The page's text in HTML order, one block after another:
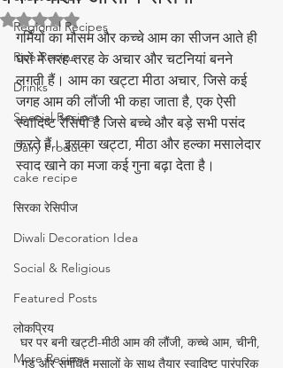
Regional Recipes
Rice Recipe
Drinks
Special Recipes
Dairy Product
cake recipe
सिरका रेसिपीज
Diwali Decoration Idea
Social & Religious
Featured Posts
लोकप्रिय
More Recipes
5 स्टार में से NaN रेटिंग दी गई।
गर्मियों का मौसम और कच्चे आम का सीजन आते ही
घरों में तरह-तरह के अचार और चटनियां बनने
लगती हैं। आम का खट्टा मीठा अचार, जिसे कई
जगह आम की लौंजी भी कहा जाता है, एक ऐसी
स्वादिष्ट रेसिपी है जिसे बच्चे और बड़े सभी पसंद
करते हैं। इसका खट्टा, मीठा और हल्का मसालेदार
स्वाद खाने का मजा कई गुना बढ़ा देता है।
घर पर बनी खट्टी-मीठी आम की लौंजी, कच्चे आम, चीनी,
गुड़ और सुगंधित मसालों के साथ तैयार स्वादिष्ट पारंपरिक